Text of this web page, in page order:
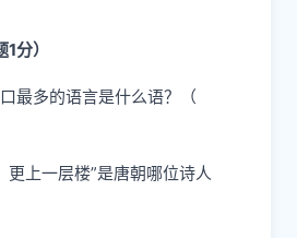
分）
口最多的语言是什么语？（
更上一层楼”是唐朝哪位诗人